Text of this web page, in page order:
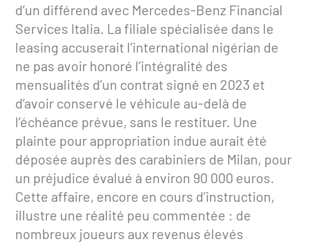
d’un différend avec Mercedes-Benz Financial
Services Italia. La filiale spécialisée dans le
leasing accuserait l’international nigérian de
ne pas avoir honoré l’intégralité des
mensualités d’un contrat signé en 2023 et
d’avoir conservé le véhicule au-delà de
l’échéance prévue, sans le restituer. Une
plainte pour appropriation indue aurait été
déposée auprès des carabiniers de Milan, pour
un préjudice évalué à environ 90 000 euros.
Cette affaire, encore en cours d’instruction,
illustre une réalité peu commentée : de
nombreux joueurs aux revenus élevés